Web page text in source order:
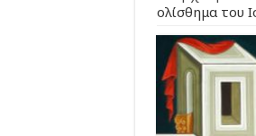
ολίσθημα του